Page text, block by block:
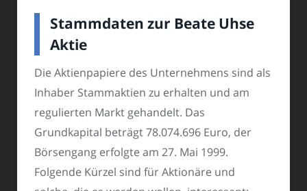
Stammdaten zur Beate Uhse
Aktie
Die Aktienpapiere des Unternehmens sind als
Inhaber Stammaktien zu erhalten und am
regulierten Markt gehandelt. Das
Grundkapital beträgt 78.074.696 Euro, der
Börsengang erfolgte am 27. Mai 1999.
Folgende Kürzel sind für Aktionäre und